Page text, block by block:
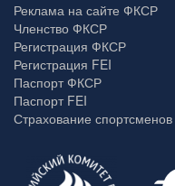
Реклама на сайте ФКСР
Членство ФКСР
Регистрация ФКСР
Регистрация FEI
Паспорт ФКСР
Паспорт FEI
Страхование спортсменов